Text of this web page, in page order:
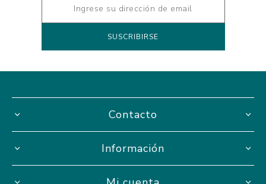
Contacto
Información